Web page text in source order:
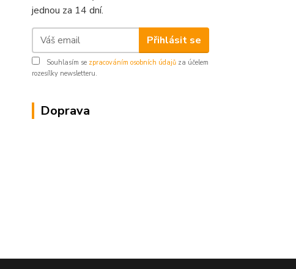
jednou za 14 dní.
Přihlásit se
Souhlasím se zpracováním osobních údajů za účelem
rozesílky newsletteru.
Doprava